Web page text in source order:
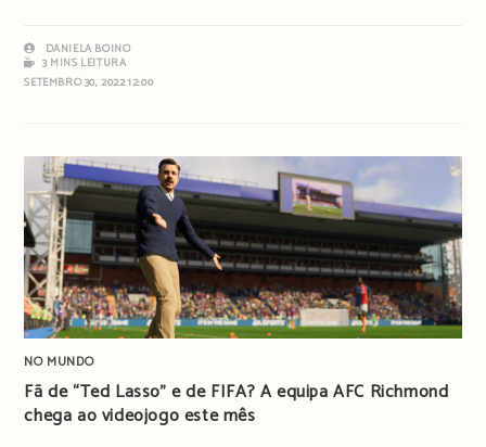
DANIELA BOINO
3 MINS LEITURA
SETEMBRO 30, 2022 12:00
NO MUNDO
Fã de “Ted Lasso” e de FIFA? A equipa AFC Richmond
chega ao videojogo este mês